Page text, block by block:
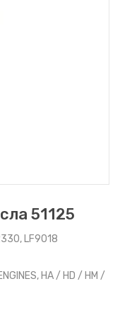
51125
LF9018
HA / HD / HM /